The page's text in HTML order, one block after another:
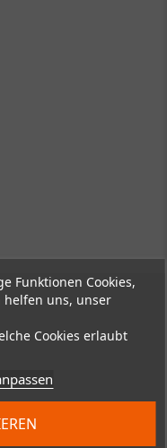
Funktionen Cookies,
helfen uns, unser
Cookies erlaubt